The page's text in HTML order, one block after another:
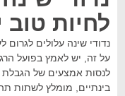
לחיות טוב
נדודי שינה עלולים לגרום
על זה, יש לאמץ בפועל
לנסות אמצעים של הגבלת
בינתיים, מומלץ לשתות